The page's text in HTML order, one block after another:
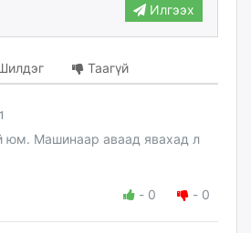
Илгээх
Таагүй
юм. Машинаар аваад явахад л
- 0 - 0